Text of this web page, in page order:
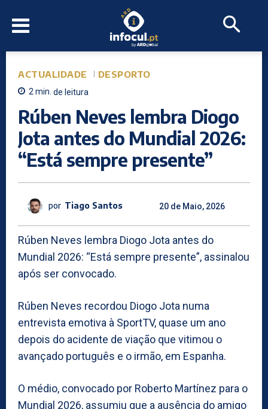
ACTUALIDADE DESPORTO
2min. de leitura
Rúben Neves lembra Diogo
Jota antes do Mundial 2026:
“Está sempre presente”
por Tiago Santos 20 de Maio, 2026
Rúben Neves lembra Diogo Jota antes do
Mundial 2026: “Está sempre presente”, assinalou
após ser convocado.
Rúben Neves recordou Diogo Jota numa
entrevista emotiva à SportTV, quase um ano
depois do acidente de viação que vitimou o
avançado português e o irmão, em Espanha.
O médio, convocado por Roberto Martínez para o
Mundial 2026, assumiu que a ausência do amigo